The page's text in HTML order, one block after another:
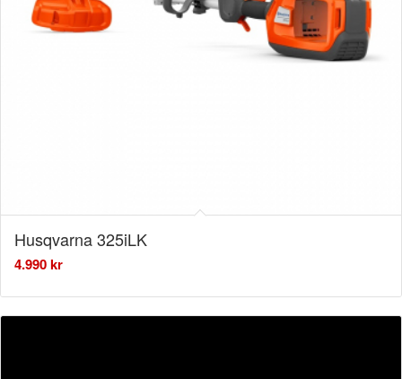
Husqvarna 325iLK
4.990kr